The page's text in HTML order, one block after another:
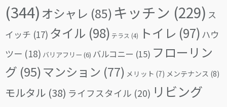
(344) オシャレ (85) キッチン (229) ス
イッチ (17) タイル (98) テラス (4) トイレ (97) ハウ
ツー (18) バリアフリー (6) バルコニー (15) フローリン
グ (95)マンション (77) メリット (7) メンテナンス (8)
モルタル (38) ライフスタイル (20) リビング